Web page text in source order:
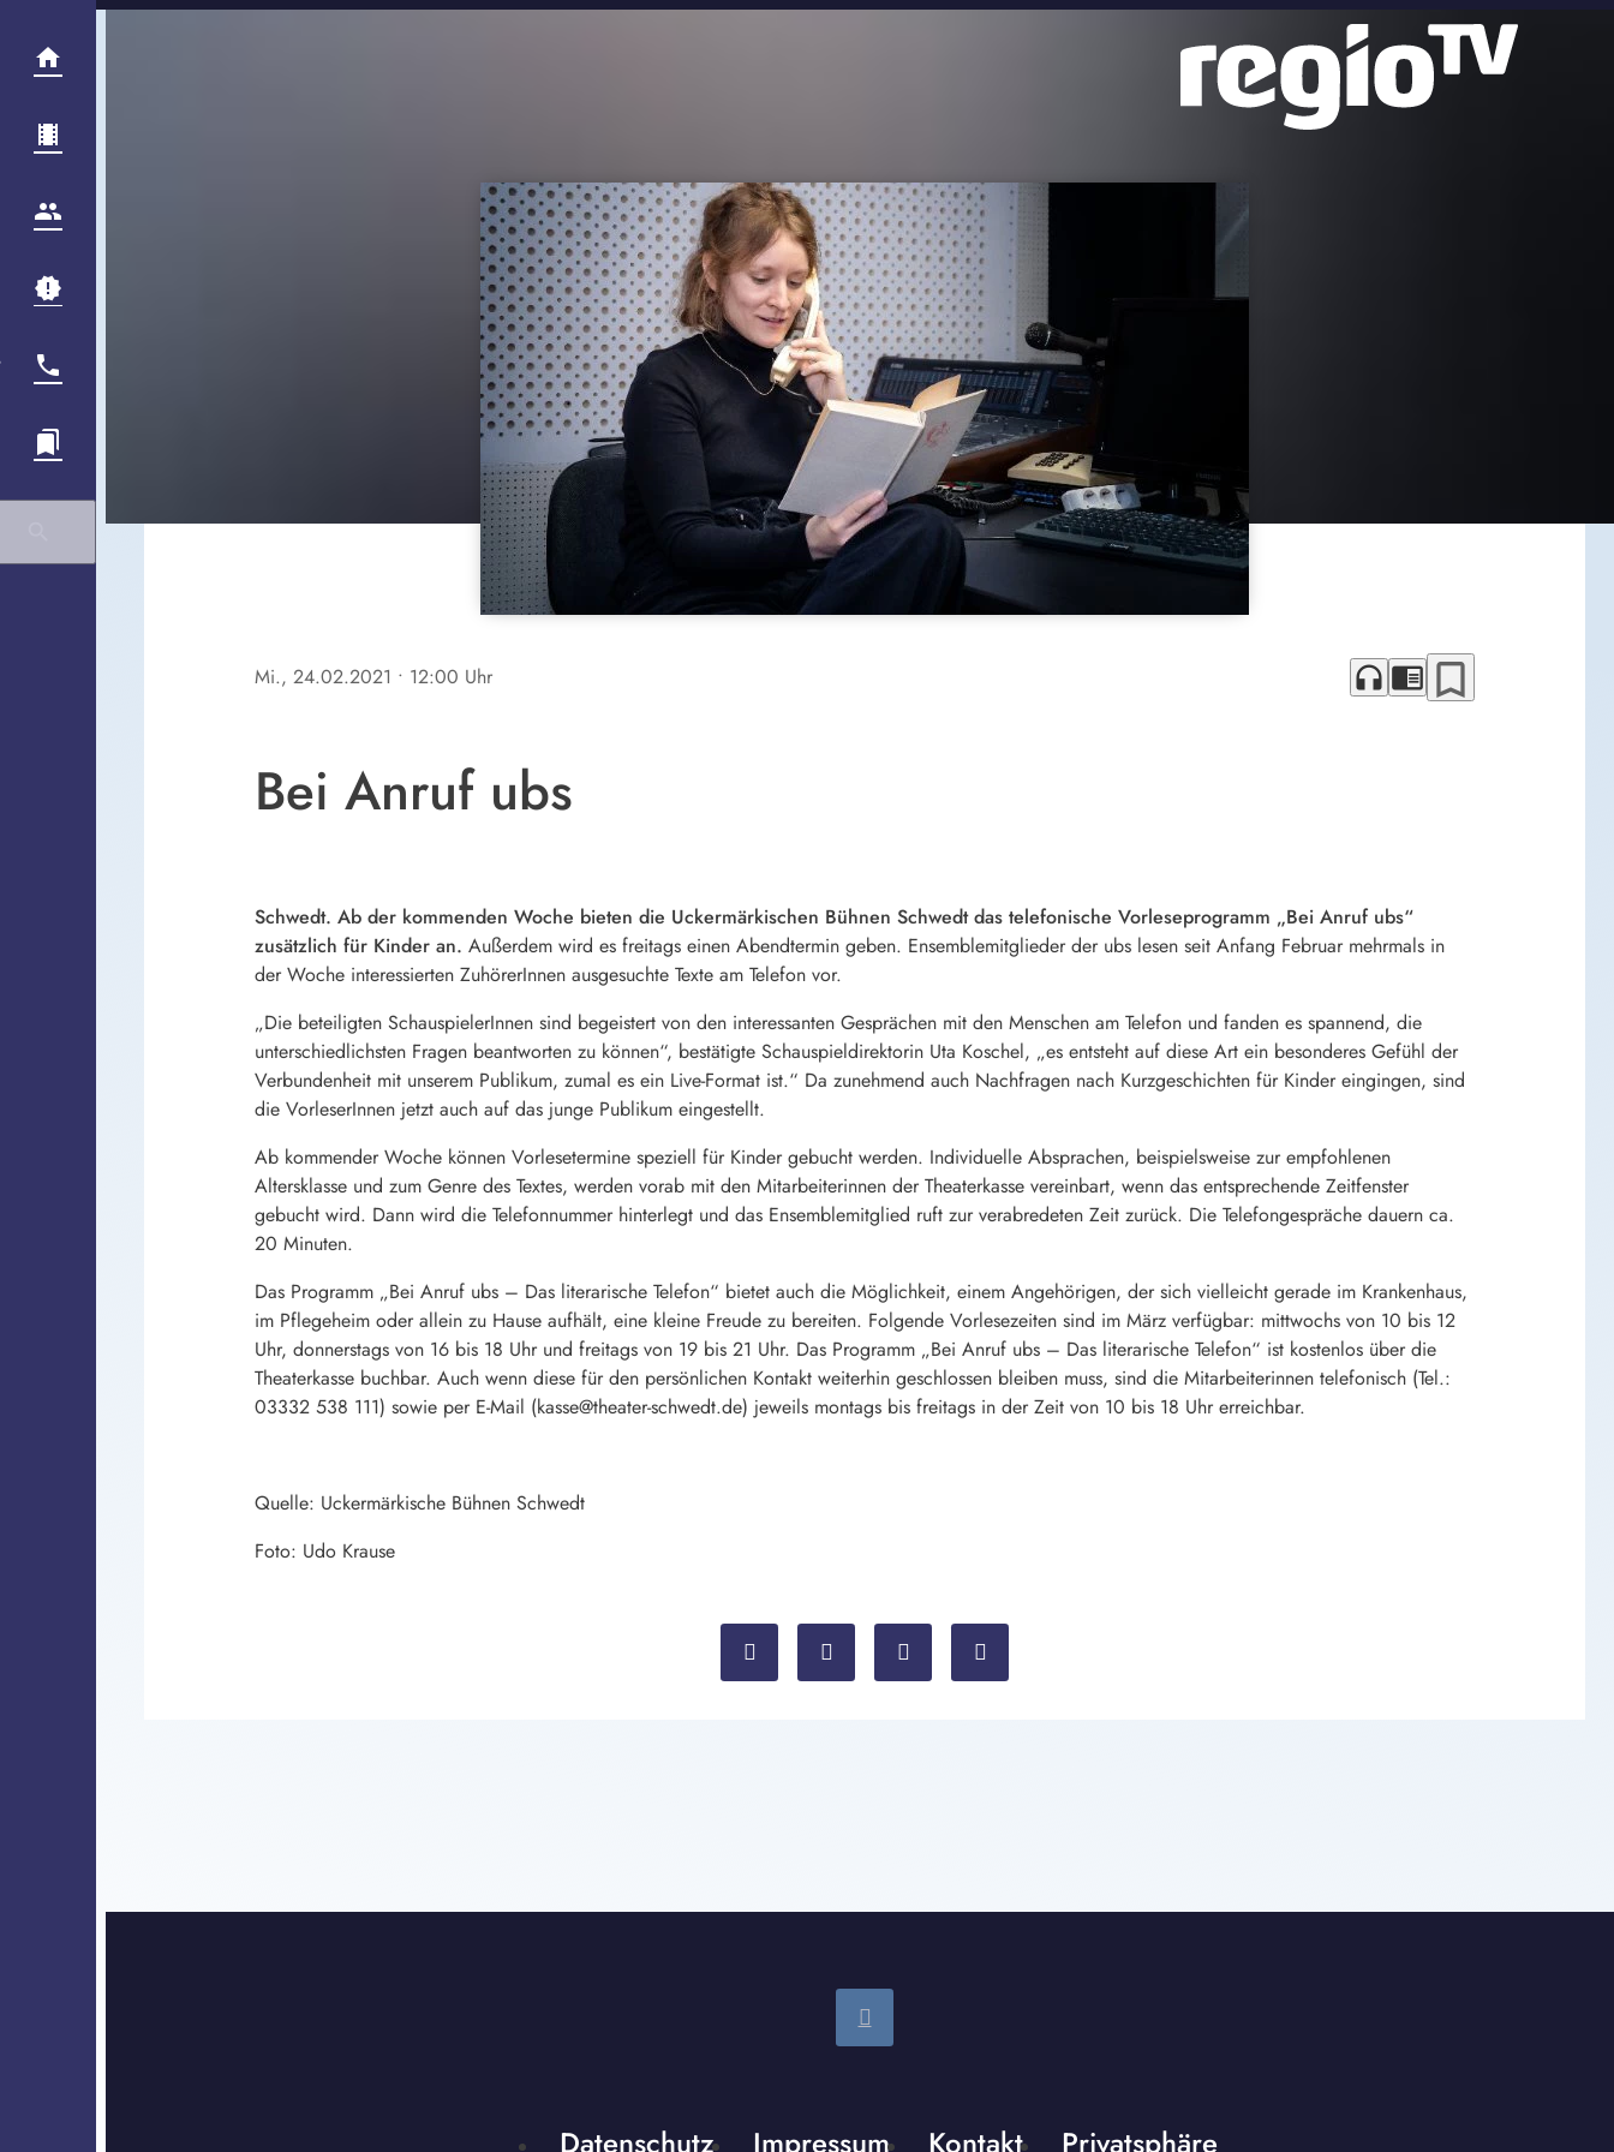
Mi., 24.02.2021 • 12:00 Uhr headphones chrome_reader_mode bookmark_border
Bei Anruf ubs
Schwedt. Ab der kommenden Woche bieten die Uckermärkischen Bühnen Schwedt das telefonische Vorleseprogramm „Bei Anruf ubs“
zusätzlich für Kinder an. Außerdem wird es freitags einen Abendtermin geben. Ensemblemitglieder der ubs lesen seit Anfang Februar mehrmals in
der Woche interessierten ZuhörerInnen ausgesuchte Texte am Telefon vor.
„Die beteiligten SchauspielerInnen sind begeistert von den interessanten Gesprächen mit den Menschen am Telefon und fanden es spannend, die
unterschiedlichsten Fragen beantworten zu können“, bestätigte Schauspieldirektorin Uta Koschel, „es entsteht auf diese Art ein besonderes Gefühl der
Verbundenheit mit unserem Publikum, zumal es ein Live-Format ist.“ Da zunehmend auch Nachfragen nach Kurzgeschichten für Kinder eingingen, sind
die VorleserInnen jetzt auch auf das junge Publikum eingestellt.
Ab kommender Woche können Vorlesetermine speziell für Kinder gebucht werden. Individuelle Absprachen, beispielsweise zur empfohlenen
Altersklasse und zum Genre des Textes, werden vorab mit den Mitarbeiterinnen der Theaterkasse vereinbart, wenn das entsprechende Zeitfenster
gebucht wird. Dann wird die Telefonnummer hinterlegt und das Ensemblemitglied ruft zur verabredeten Zeit zurück. Die Telefongespräche dauern ca.
20 Minuten.
Das Programm „Bei Anruf ubs – Das literarische Telefon“ bietet auch die Möglichkeit, einem Angehörigen, der sich vielleicht gerade im Krankenhaus,
im Pflegeheim oder allein zu Hause aufhält, eine kleine Freude zu bereiten. Folgende Vorlesezeiten sind im März verfügbar: mittwochs von 10 bis 12
Uhr, donnerstags von 16 bis 18 Uhr und freitags von 19 bis 21 Uhr. Das Programm „Bei Anruf ubs – Das literarische Telefon“ ist kostenlos über die
Theaterkasse buchbar. Auch wenn diese für den persönlichen Kontakt weiterhin geschlossen bleiben muss, sind die Mitarbeiterinnen telefonisch (Tel.:
03332 538 111) sowie per E-Mail (kasse@theater-schwedt.de) jeweils montags bis freitags in der Zeit von 10 bis 18 Uhr erreichbar.
Quelle: Uckermärkische Bühnen Schwedt
Foto: Udo Krause
Datenschutz Impressum Kontakt Privatsphäre